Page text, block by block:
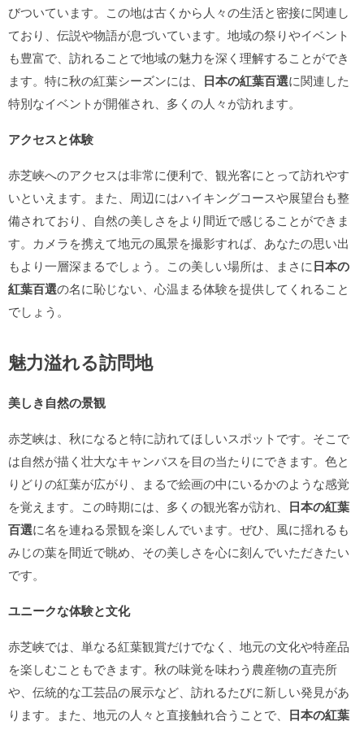
びついています。この地は古くから人々の生活と密接に関連し
ており、伝説や物語が息づいています。地域の祭りやイベント
も豊富で、訪れることで地域の魅力を深く理解することができ
ます。特に秋の紅葉シーズンには、 日本の紅葉百選に関連した
特別なイベントが開催され、多くの人々が訪れます。
アクセスと体験
赤芝峡へのアクセスは非常に便利で、観光客にとって訪れやす
いといえます。また、周辺にはハイキングコースや展望台も整
備されており、自然の美しさをより間近で感じることができま
す。カメラを携えて地元の風景を撮影すれば、あなたの思い出
もより一層深まるでしょう。この美しい場所は、まさに日本の
紅葉百選の名に恥じない、心温まる体験を提供してくれること
でしょう。
魅力溢れる訪問地
美しき自然の景観
赤芝峡は、秋になると特に訪れてほしいスポットです。そこで
は自然が描く壮大なキャンバスを目の当たりにできます。色と
りどりの紅葉が広がり、まるで絵画の中にいるかのような感覚
を覚えます。この時期には、多くの観光客が訪れ、 日本の紅葉
百選に名を連ねる景観を楽しんでいます。ぜひ、風に揺れるも
みじの葉を間近で眺め、その美しさを心に刻んでいただきたい
です。
ユニークな体験と文化
赤芝峡では、単なる紅葉観賞だけでなく、地元の文化や特産品
を楽しむこともできます。秋の味覚を味わう農産物の直売所
や、伝統的な工芸品の展示など、訪れるたびに新しい発見があ
ります。また、地元の人々と直接触れ合うことで、 日本の紅葉